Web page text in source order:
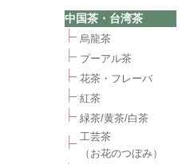
中国茶・台湾茶
烏龍茶
プーアル茶
花茶・フレーバ
紅茶
緑茶/黄茶/白茶
工芸茶
（お花のつぼみ）